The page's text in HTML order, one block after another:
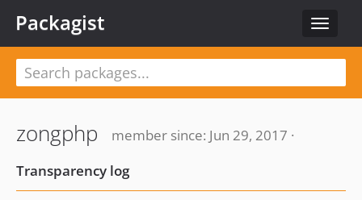
Toggle
Packagist
zongphp
member since: Jun 29, 2017 ·
Transparency log